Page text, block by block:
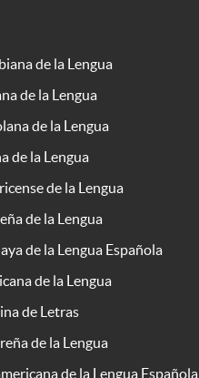
de la Lengua
de la Lengua
de la Lengua
de la Lengua
de la Lengua
de la Lengua
de la Lengua Española
de la Lengua
de Letras
de la Lengua
de la Lengua Española